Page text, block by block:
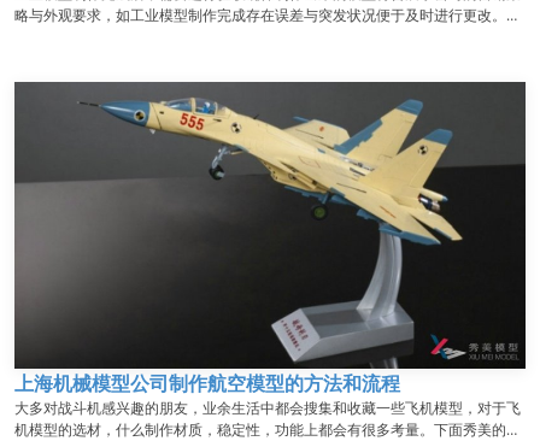
略与外观要求，如工业模型制作完成存在误差与突发状况便于及时进行更改。为
将提供验收流程供验收人员进行验收，下面小编就来说说上海工...
上海机械模型公司制作航空模型的方法和流程
大多对战斗机感兴趣的朋友，业余生活中都会搜集和收藏一些飞机模型，对于飞
机模型的选材，什么制作材质，稳定性，功能上都会有很多考量。下面秀美的小